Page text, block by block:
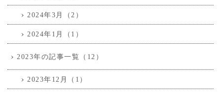
2024年3月（2）
2024年1月（1）
2023年の記事一覧（12）
2023年12月（1）